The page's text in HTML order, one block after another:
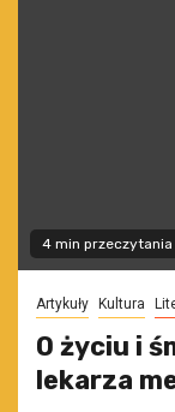
4 min przeczytania
Artykuły Kultura
O życiu i
lekarza